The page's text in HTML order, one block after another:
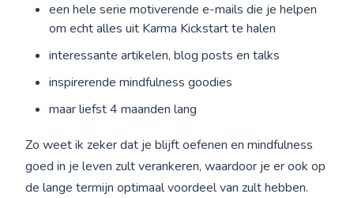
een hele serie motiverende e-mails die je helpen
om echt alles uit Karma Kickstart te halen
interessante artikelen, blog posts en talks
inspirerende mindfulness goodies
maar liefst 4 maanden lang
Zo weet ik zeker dat je blijft oefenen en mindfulness
goed in je leven zult verankeren, waardoor je er ook op
de lange termijn optimaal voordeel van zult hebben.